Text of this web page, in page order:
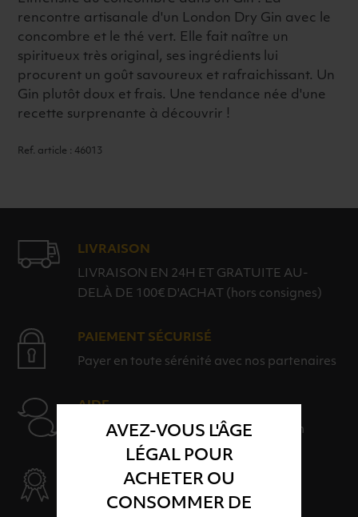
AVEZ-VOUS L'ÂGE
LÉGAL POUR
ACHETER OU
CONSOMMER DE
rencontre artisanale d'un London Dry Gin avec le
concombre et le thé vert. Elle fait naître un
spiritueux très original, ses ingrédients lui
procurent un goût savoureux et rafraichissant. Un
Gin plutôt doux et frais. Une tendance née d'une
recette surprenante à découvrir !
Ref. article : 46013
LIVRAISON
LIVRAISON EN 24H ET GRATUITE AU-
DELÀ DE 100€ D'ACHAT (hors consignes)
PAIEMENT SÉCURISÉ
Payer en toute sérénité avec nos partenaires
AIDE
Nos conseillers sont à votre disposition
SÉLECTION & QUALITÉ
Des produits sélectionnés avec soins